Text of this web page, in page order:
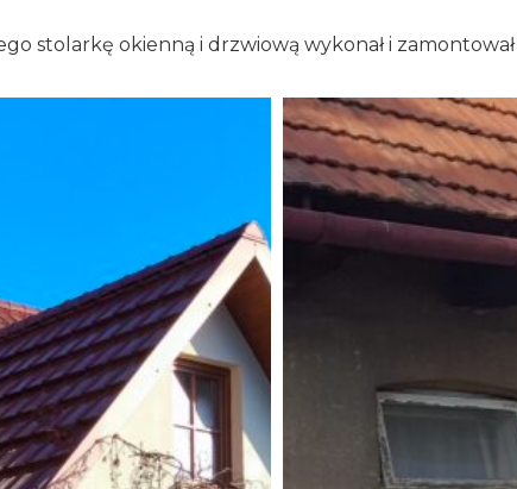
stolarkę okienną i drzwiową wykonał i zamontował